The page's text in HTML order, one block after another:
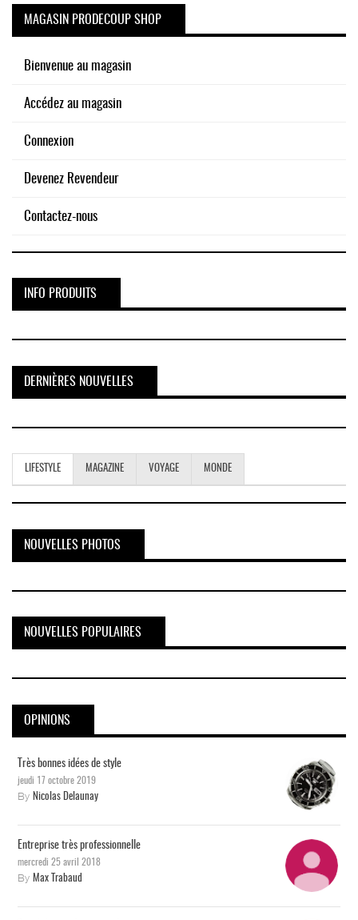
MAGASIN PRODECOUP SHOP
Bienvenue au magasin
Accédez au magasin
Connexion
Devenez Revendeur
Contactez-nous
INFO PRODUITS
DERNIÈRES NOUVELLES
LIFESTYLE MAGAZINE VOYAGE MONDE
NOUVELLES PHOTOS
NOUVELLES POPULAIRES
OPINIONS
Très bonnes idées de style
jeudi 17 octobre 2019
By Nicolas Delaunay
Entreprise très professionnelle
mercredi 25 avril 2018
By Max Trabaud